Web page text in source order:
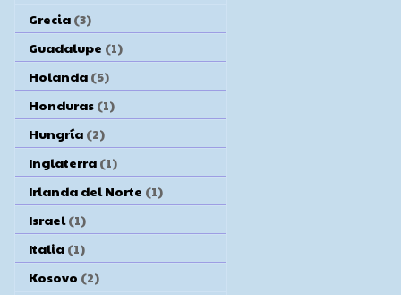
Grecia (3)
Guadalupe (1)
Holanda (5)
Honduras (1)
Hungría (2)
Inglaterra (1)
Irlanda del Norte (1)
Israel (1)
Italia (1)
Kosovo (2)